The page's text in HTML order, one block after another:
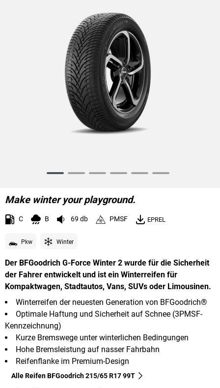
6
Make winter your playground.
C B 69 db PMSF EPREL
Pkw Winter
Der BFGoodrich G-Force Winter 2 wurde für die Sicherheit
der Fahrer entwickelt und ist ein Winterreifen für
Kompaktwagen, Stadtautos, Vans, SUVs oder Limousinen.
Winterreifen der neuesten Generation von BFGoodrich®
Optimale Haftung und Sicherheit auf Schnee (3PMSF-
Kennzeichnung)
Kurze Bremswege unter winterlichen Bedingungen
Hohe Bremsleistung auf nasser Fahrbahn
Reifenflanke im Premium-Design
Alle Reifen BFGoodrich 215/65 R17 99T